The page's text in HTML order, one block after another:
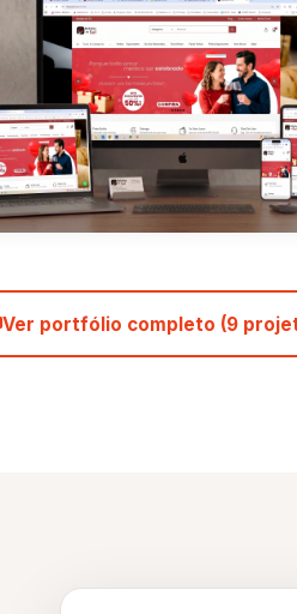
Ver portfólio completo (9